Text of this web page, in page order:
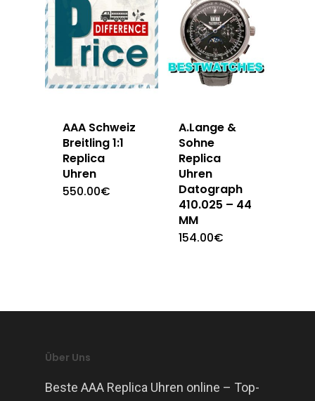
AAA Schweiz
Breitling 1:1
Replica
Uhren
550.00€
A.Lange &
Sohne
Replica
Uhren
Datograph
410.025 – 44
MM
154.00€
Über Uns
Beste AAA Replica Uhren online – Top-